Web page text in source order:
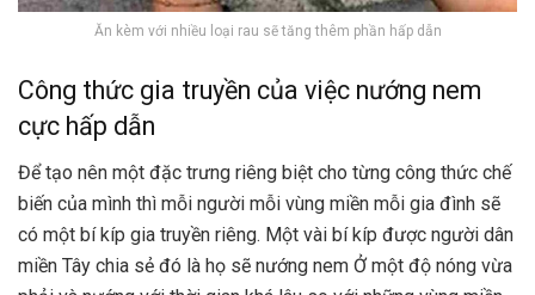
Ăn kèm với nhiều loại rau sẽ tăng thêm phần hấp dẫn
Công thức gia truyền của việc nướng nem
cực hấp dẫn
Để tạo nên một đặc trưng riêng biệt cho từng công thức chế
biến của mình thì mỗi người mỗi vùng miền mỗi gia đình sẽ
có một bí kíp gia truyền riêng. Một vài bí kíp được người dân
miền Tây chia sẻ đó là họ sẽ nướng nem Ở một độ nóng vừa